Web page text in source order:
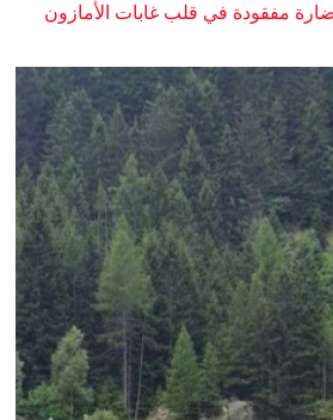
مفقودة في قلب غابات الأمازون